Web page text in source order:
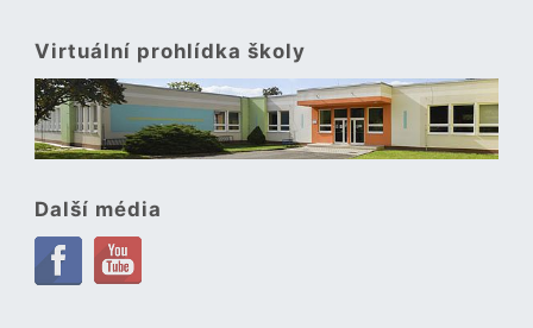
Virtuální prohlídka školy
Další média